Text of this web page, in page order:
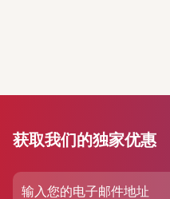
获取我们的独家优惠